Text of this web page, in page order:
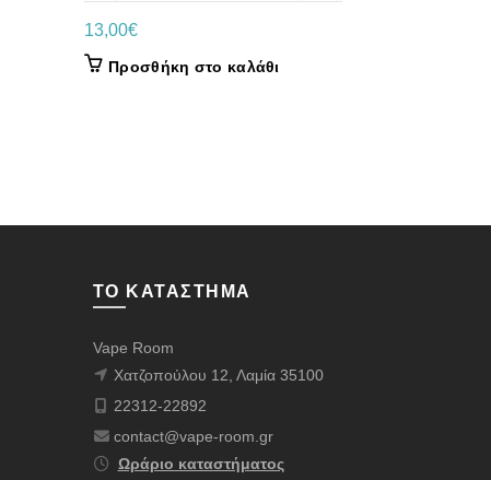
13,00€
Προσθήκη στο καλάθι
ΤΟ ΚΑΤΆΣΤΗΜΑ
Vape Room
Χατζοπούλου 12, Λαμία 35100
22312-22892
contact@vape-room.gr
Ωράριο καταστήματος